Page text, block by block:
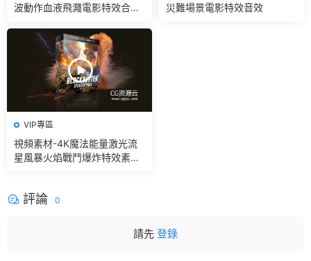
波動作血液飛濺電影特效合成
災難場景電影特效音效
VIP專區
視頻素材-4K魔法能量激光流
星風暴火焰戰鬥爆炸特效素材
評論 0
請先 登錄